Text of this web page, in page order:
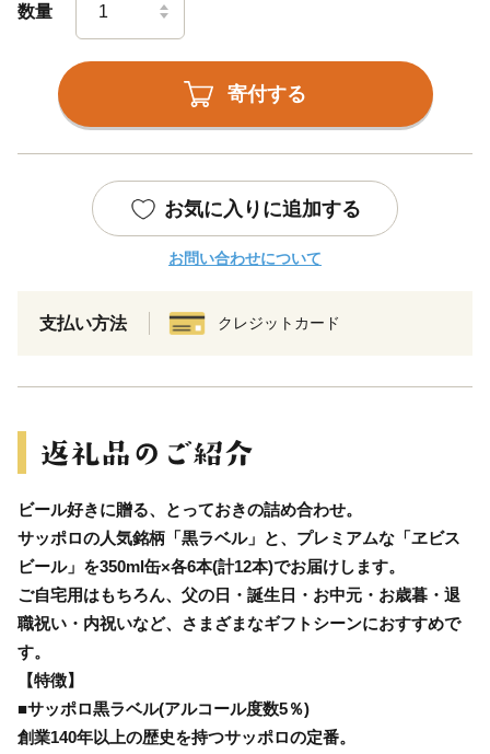
数量
寄付する
お気に入りに追加する
お問い合わせについて
支払い方法 クレジットカード
ビール好きに贈る、とっておきの詰め合わせ。
サッポロの人気銘柄「黒ラベル」と、プレミアムな「ヱビス
ビール」を350ml缶×各6本(計12本)でお届けします。
ご自宅用はもちろん、父の日・誕生日・お中元・お歳暮・退
職祝い・内祝いなど、さまざまなギフトシーンにおすすめで
す。
【特徴】
■サッポロ黒ラベル(アルコール度数5％)
創業140年以上の歴史を持つサッポロの定番。